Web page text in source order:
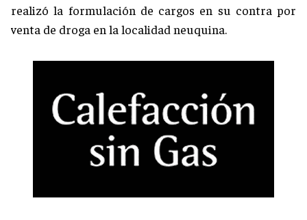
realizó la formulación de cargos en su contra por
venta de droga en la localidad neuquina.